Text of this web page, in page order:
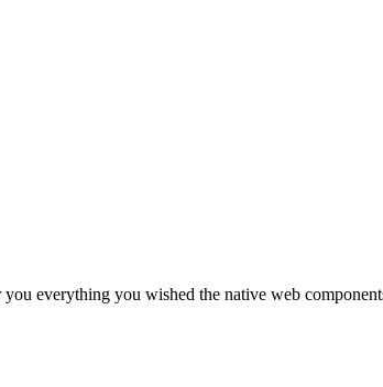
everything you wished the native web